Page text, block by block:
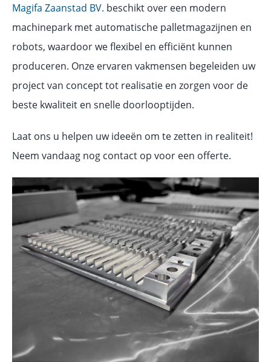
Magifa Zaanstad BV. beschikt over een modern
machinepark met automatische palletmagazijnen en
robots, waardoor we flexibel en efficiënt kunnen
produceren. Onze ervaren vakmensen begeleiden uw
project van concept tot realisatie en zorgen voor de
beste kwaliteit en snelle doorlooptijden.
Laat ons u helpen uw ideeën om te zetten in realiteit!
Neem vandaag nog contact op voor een offerte.